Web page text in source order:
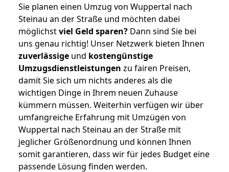
Sie planen einen Umzug von Wuppertal nach
Steinau an der Straße und möchten dabei
möglichstviel Geld sparen? Dann sind Sie bei
uns genau richtig! Unser Netzwerk bieten Ihnen
zuverlässige und kostengünstige
Umzugsdienstleistungen zu fairen Preisen,
damit Sie sich um nichts anderes als die
wichtigen Dinge in Ihrem neuen Zuhause
kümmern müssen. Weiterhin verfügen wir über
umfangreiche Erfahrung mit Umzügen von
Wuppertal nach Steinau an der Straße mit
jeglicher Größenordnung und können Ihnen
somit garantieren, dass wir für jedes Budget eine
passende Lösung finden werden.